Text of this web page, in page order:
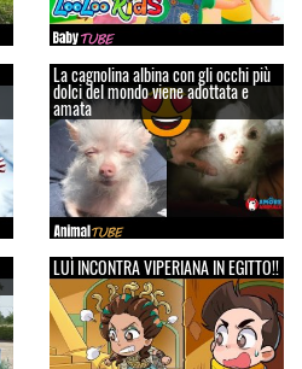
La cagnolina albina con gli occhi più
dolci del mondo viene adottata e
amata
LUÌ INCONTRA VIPERIANA IN EGITTO!!